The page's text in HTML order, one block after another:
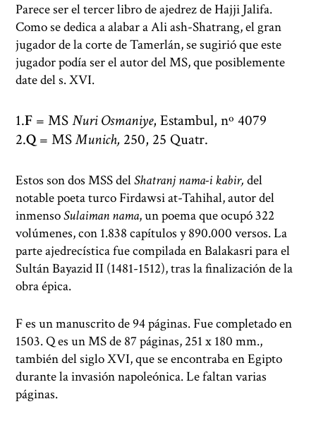
Parece ser el tercer libro de ajedrez de Hajji Jalifa.
Como se dedica a alabar a Ali ash-Shatrang, el gran
jugador de la corte de Tamerlán, se sugirió que este
jugador podía ser el autor del MS, que posiblemente
date del s. XVI.
F = MSNuri Osmaniye, Estambul, nº 4079
Q = MSMunich, 250, 25 Quatr.
Estos son dos MSS delShatranj nama-i kabir,del
notable poeta turco Firdawsi at-Tahihal, autor del
inmensoSulaiman nama, un poema que ocupó 322
volúmenes, con 1.838 capítulos y 890.000 versos. La
parte ajedrecística fue compilada en Balakasri para el
Sultán Bayazid II (1481-1512), tras la finalización de la
obra épica.
F es un manuscrito de 94 páginas. Fue completado en
1503. Q es un MS de 87 páginas, 251 x 180 mm.,
también del siglo XVI, que se encontraba en Egipto
durante la invasión napoleónica. Le faltan varias
páginas.